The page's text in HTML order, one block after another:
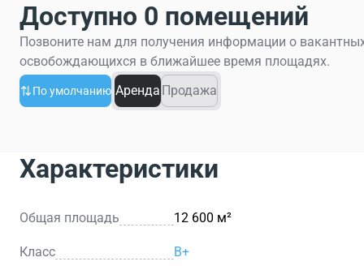
Доступно 0 помещений
Позвоните нам для получения информации о
освобождающихся в ближайшее время площадях.
По умолчанию Аренда Продажа
Характеристики
Общая площадь 12 600 м²
Класс B+